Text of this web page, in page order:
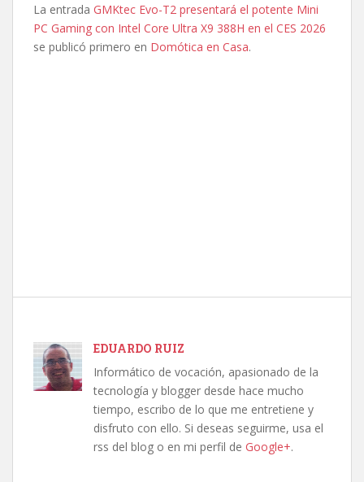
La entrada GMKtec Evo-T2 presentará el potente Mini
PC Gaming con Intel Core Ultra X9 388H en el CES 2026
se publicó primero en Domótica en Casa.
EDUARDO RUIZ
Informático de vocación, apasionado de la
tecnología y blogger desde hace mucho
tiempo, escribo de lo que me entretiene y
disfruto con ello. Si deseas seguirme, usa el
rss del blog o en mi perfil de Google+.